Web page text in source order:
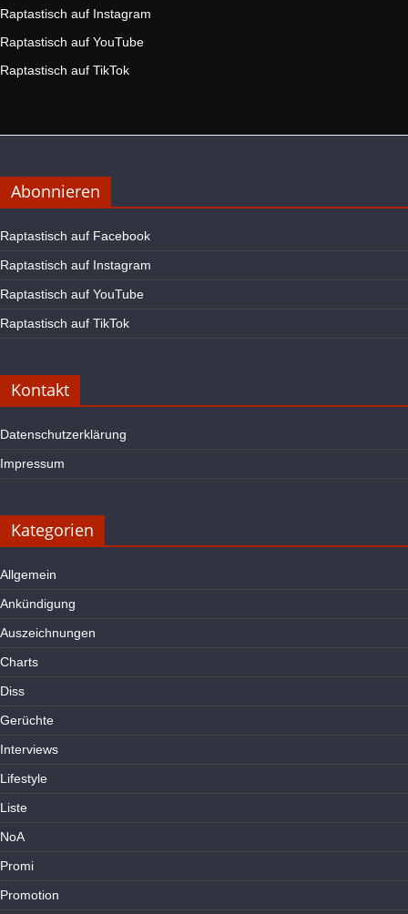
Raptastisch auf Instagram
Raptastisch auf YouTube
Raptastisch auf TikTok
Abonnieren
Raptastisch auf Facebook
Raptastisch auf Instagram
Raptastisch auf YouTube
Raptastisch auf TikTok
Kontakt
Datenschutzerklärung
Impressum
Kategorien
Allgemein
Ankündigung
Auszeichnungen
Charts
Diss
Gerüchte
Interviews
Lifestyle
Liste
NoA
Promi
Promotion